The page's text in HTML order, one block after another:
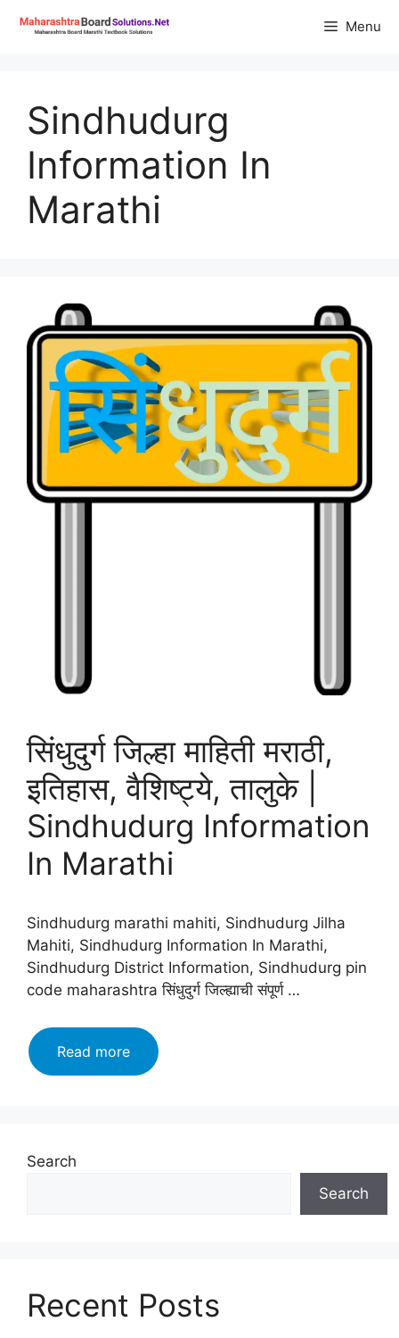
Menu
Sindhudurg
Information In
Marathi
सिंधुदुर्ग जिल्हा माहिती मराठी,
इतिहास, वैशिष्ट्ये, तालुके |
Sindhudurg Information
In Marathi
Sindhudurg marathi mahiti, Sindhudurg Jilha
Mahiti, Sindhudurg Information In Marathi,
Sindhudurg District Information, Sindhudurg pin
code maharashtra सिंधुदुर्ग जिल्ह्याची संपूर्ण …
Read moreसिंधुदुर्ग
जिल्हा
Search
Search
Recent Posts